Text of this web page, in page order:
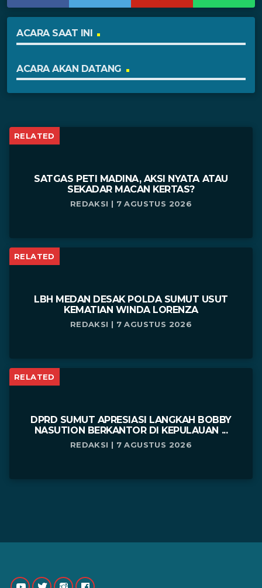
ACARA SAAT INI
ACARA AKAN DATANG
RELATED
SATGAS PETI MADINA, AKSI NYATA ATAU
SEKADAR MACAN KERTAS?
REDAKSI | 7 AGUSTUS 2026
RELATED
LBH MEDAN DESAK POLDA SUMUT USUT
KEMATIAN WINDA LORENZA
REDAKSI | 7 AGUSTUS 2026
RELATED
DPRD SUMUT APRESIASI LANGKAH BOBBY
NASUTION BERKANTOR DI KEPULAUAN ...
REDAKSI | 7 AGUSTUS 2026